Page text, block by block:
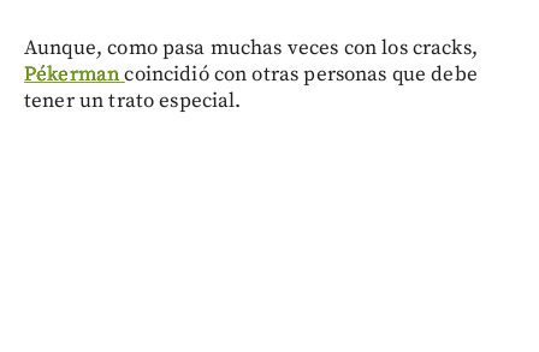
Aunque, como pasa muchas veces con los cracks,
Pékermancoincidió con otras personas que debe
tener un trato especial.